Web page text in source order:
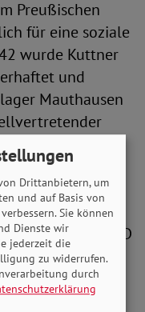
Preußischen
für eine soziale
wurde Kuttner
und
Mauthausen
würdigte
ist bis
Er war
SPD-
er saß für die SPD
war
Weltkrieg.
Drittanbietern, um
und auf Basis von
Sie können
Dienste wir
jederzeit die
zu widerrufen.
durch